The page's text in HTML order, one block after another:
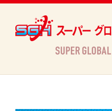
キャンプの給食づくり（愛媛県立松山東高等学校）